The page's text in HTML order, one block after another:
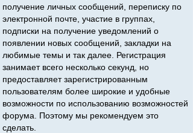
получение личных сообщений, переписку по
электронной почте, участие в группах,
подписки на получение уведомлений о
появлении новых сообщений, закладки на
любимые темы и так далее. Регистрация
занимает всего несколько секунд, но
предоставляет зарегистрированным
пользователям более широкие и удобные
возможности по использованию возможностей
форума. Поэтому мы рекомендуем это
сделать.